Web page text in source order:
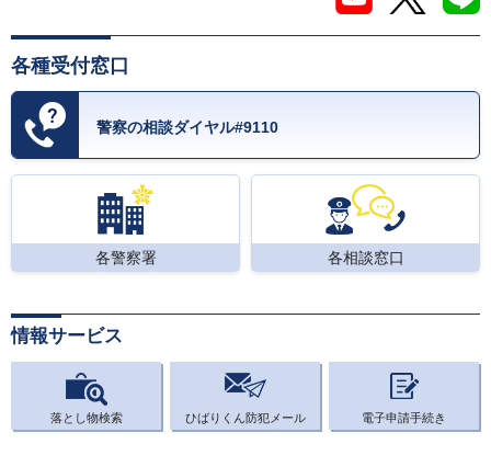
各種受付窓口
警察の相談ダイヤル#9110
各警察署 各相談窓口
情報サービス
落とし物検索 ひばりくん防犯メール 電子申請手続き